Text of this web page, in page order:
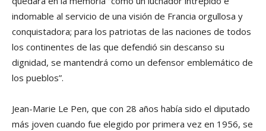
indomable al servicio de una visión de Francia orgullosa y
conquistadora; para los patriotas de las naciones de todos
los continentes de las que defendió sin descanso su
dignidad, se mantendrá como un defensor emblemático de
los pueblos”.
Jean-Marie Le Pen, que con 28 años había sido el diputado
más joven cuando fue elegido por primera vez en 1956, se